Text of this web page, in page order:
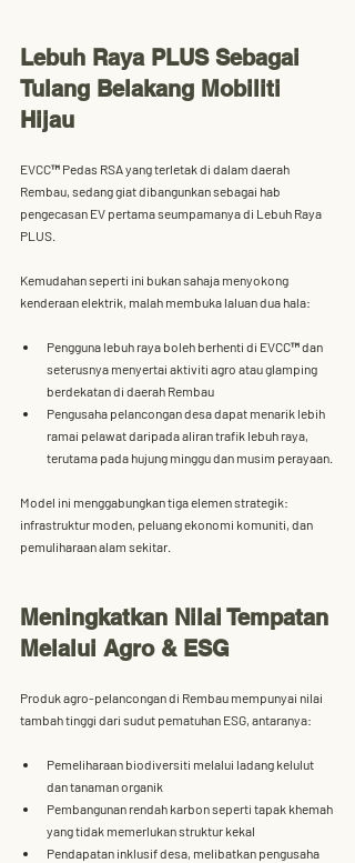
Lebuh Raya PLUS Sebagai
Tulang Belakang Mobiliti
Hijau
EVCC™ Pedas RSA yang terletak di dalam daerah
Rembau, sedang giat dibangunkan sebagai hab
pengecasan EV pertama seumpamanya di Lebuh Raya
PLUS
Kemudahan seperti ini bukan sahaja menyokong
kenderaan elektrik, malah membuka laluan dua hala:
Pengguna lebuh raya boleh berhenti di EVCC™ dan
seterusnya menyertai aktiviti agro atau glamping
berdekatan di daerah Rembau
Pengusaha pelancongan desa dapat menarik lebih
ramai pelawat daripada aliran trafik lebuh raya,
terutama pada hujung minggu dan musim perayaan.
Model ini menggabungkan tiga elemen strategik:
infrastruktur moden, peluang ekonomi komuniti, dan
pemuliharaan alam sekitar
Meningkatkan Nilai Tempatan
Melalui Agro & ESG
Produk agro-pelancongan di Rembau mempunyai nilai
tambah tinggi dari sudut pematuhan ESG, antaranya:
Pemeliharaan biodiversiti melalui ladang kelulut
dan tanaman organik
Pembangunan rendah karbon seperti tapak khemah
yang tidak memerlukan struktur kekal
Pendapatan inklusif desa, melibatkan pengusaha